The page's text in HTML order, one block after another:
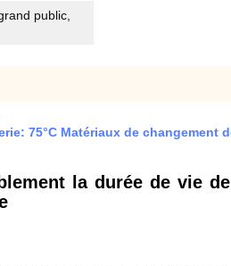
public,
75°C Matériaux de changement
la durée de vie